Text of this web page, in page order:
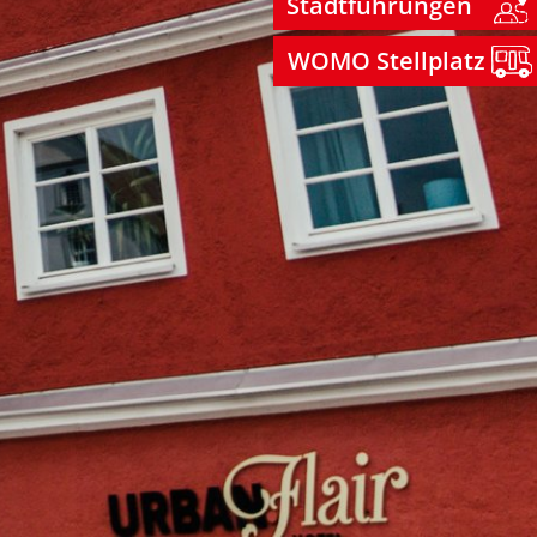
WOMO Stellplatz